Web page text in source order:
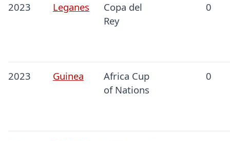
2023 Leganes
Copa del
Rey
0
2023 Guinea
Africa Cup
of Nations
0